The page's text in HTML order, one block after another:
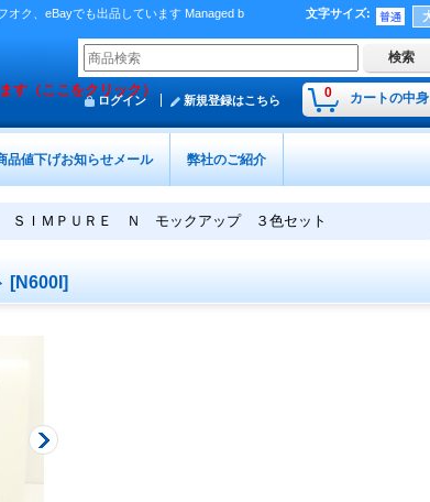
ク、eBayでも出品しています Managed b
文字サイズ:
す（ここをクリック） 0 カートの中身
ログイン 新規登録はこちら
品値下げお知らせメール 弊社のご紹介
ＳＩＭＰＵＲＥ Ｎ モックアップ ３色セット
[N600I ]